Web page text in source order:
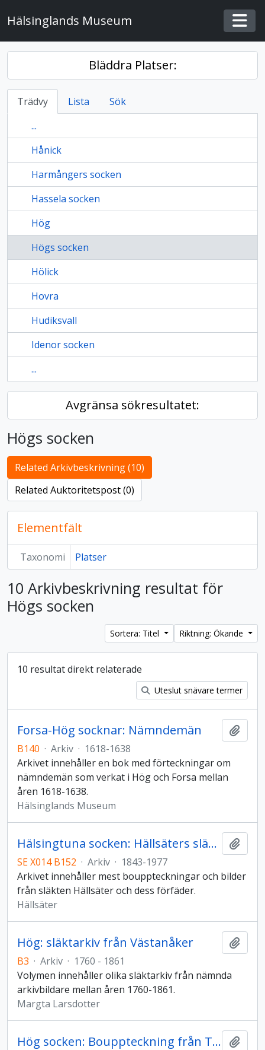
Hälsinglands Museum
Bläddra Platser:
Trädvy Lista
Sök
...
Hånick
Harmångers socken
Hassela socken
Hög
Högs socken
Hölick
Hovra
Hudiksvall
Idenor socken
...
Avgränsa sökresultatet:
Högs socken
Related Arkivbeskrivning (10)
Related Auktoritetspost (0)
Elementfält
Taxonomi Platser
10 Arkivbeskrivning resultat för
Högs socken
Sortera: Titel Riktning: Ökande
10 resultat direkt relaterade
Uteslut snävare termer
Forsa-Hög socknar: Nämndemän
B140 · Arkiv · 1618-1638
Arkivet innehåller en bok med förteckningar om
nämndemän som verkat i Hög och Forsa mellan
åren 1618-1638.
Hälsinglands Museum
Hälsingtuna socken: Hällsäters släktarkiv
SE X014 B152 · Arkiv · 1843-1977
Arkivet innehåller mest bouppteckningar och bilder
från släkten Hällsäter och dess förfäder.
Hällsäter
Hög: släktarkiv från Västanåker
B3 · Arkiv · 1760 - 1861
Volymen innehåller olika släktarkiv från nämnda
arkivbildare mellan åren 1760-1861.
Margta Larsdotter
Hög socken: Bouppteckning från Tåsta